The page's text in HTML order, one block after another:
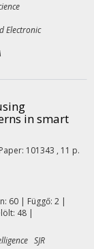
Electronic
in smart
Paper: 101343 , 11 p.
60 | Függő: 2 |
48 |
SJR